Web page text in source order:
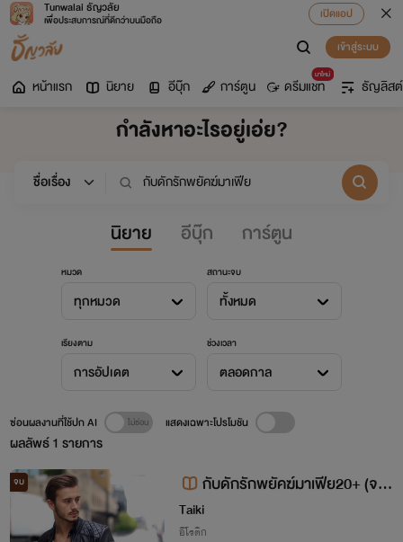
Tunwalai ธัญวลัย
เพื่อประสบการณ์ที่ดีกว่าบนมือถือ
เปิดแอป
เข้าสู่ระบบ
หน้าแรก นิยาย อีบุ๊ก การ์ตูน
มาใหม่
ดรีมแชท ธัญลิสต์
กำลังหาอะไรอยู่เอ่ย?
นิยาย อีบุ๊ก การ์ตูน
หมวด
ทุกหมวด
สถานะจบ
ทั้งหมด
เรียงตาม
การอัปเดต
ช่วงเวลา
ตลอดกาล
ผลลัพธ์1 รายการ
ซ่อนผลงานที่ใช้ปก AI แสดงเฉพาะโปรโมชัน
จบ
กับดักรักพยัคฆ์มาเฟีย20+ (จบแ
ล้ว)
Taiki
อีโรติก